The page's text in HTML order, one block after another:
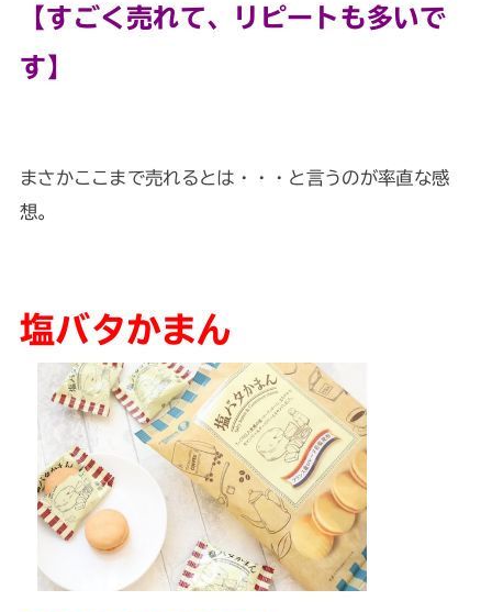
【すごく売れて、リピートも多いで
す】
まさかここまで売れるとは・・・と言うのが率直な感
想。
塩バタかまん